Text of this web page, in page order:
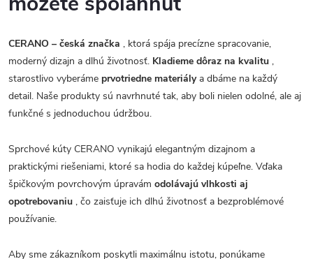
CERANO – česká značka , ktorá spája precízne spracovanie,
moderný dizajn a dlhú životnosť. Kladieme dôraz na kvalitu ,
starostlivo vyberáme prvotriedne materiálya dbáme na každý
detail. Naše produkty sú navrhnuté tak, aby boli nielen odolné, ale aj
funkčné s jednoduchou údržbou.
Sprchové kúty CERANO vynikajú elegantným dizajnom a
praktickými riešeniami, ktoré sa hodia do každej kúpeľne. Vďaka
špičkovým povrchovým úpravám odolávajú vlhkosti aj
opotrebovaniu , čo zaisťuje ich dlhú životnosť a bezproblémové
používanie.
Aby sme zákazníkom poskytli maximálnu istotu, ponúkame